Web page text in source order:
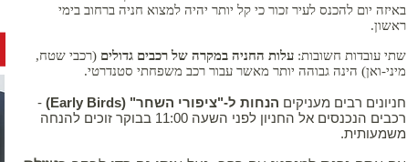
באיזה יום להכנס לעיר זכור כי קל יותר יהיה למצוא חניה ברחוב בימי
ראשון.
שתי עובדות חשובות: עלות החניה במקרה של רכבים גדולים (רכבי שטח,
מיני-ואן) הינה גבוהה יותר מאשר עבור רכב משפחתי סטנדרטי.
חניונים רבים מעניקים הנחות ל-"ציפורי השחר" (Early Birds)
-
רכבים הנכנסים אל החניון לפני השעה 11:00 בבוקר זוכים להנחה
משמעותית.